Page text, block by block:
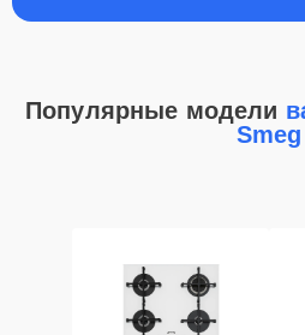
Популярные модели
Smeg